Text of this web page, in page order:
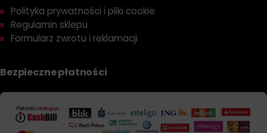
Polityka prywatności i pliki cookie
Regulamin sklepu
Formularz zwrotu i reklamacji
Bezpieczne płatności